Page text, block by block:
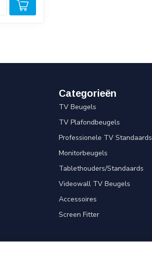
Categorieën
TV Beugels
TV Plafondbeugels
Professionele TV Standaards
Monitorbeugels
Tablethouders/Standaards
Videowall TV Beugels
Accessoires
Screen Fitter